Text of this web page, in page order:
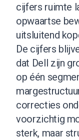
cijfers ruimte
opwaartse
uitsluitend
De cijfers
dat Dell zijn
op één
correcties
voorzichtig
sterk, maar